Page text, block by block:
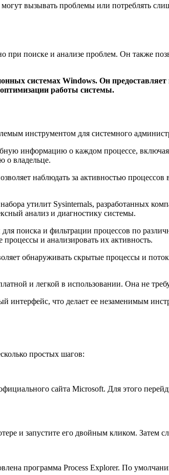
вызывать проблемы или потреблять
поиске и анализе проблем. Он также
системах Windows. Он
работы системы.
инструментом для системного
информацию о каждом процессе,
о владельце.
наблюдать за активностью
утилит Sysinternals, разработанных
анализ и диагностику системы.
поиска и фильтрации процессов по
и анализировать их активность.
обнаруживать скрытые процессы и
и легкой в использовании. Она не
что делает ее незаменимым
простых шагов:
сайта Microsoft. Для этого
и запустите его двойным кликом. Затем
программа Process Explorer. По